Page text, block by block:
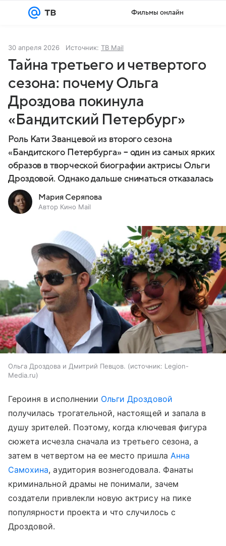
Фильмы онлайн
30 апреля 2026 Источник: ТВ Mail
Тайна третьего и четвертого
сезона: почему Ольга
Дроздова покинула
«Бандитский Петербург»
Роль Кати Званцевой из второго сезона
«Бандитского Петербурга» – один из самых ярких
образов в творческой биографии актрисы Ольги
Дроздовой. Однако дальше сниматься отказалась
Мария Серяпова
Автор Кино Mail
Ольга Дроздова и Дмитрий Певцов. источник: Legion-
Media.ru
Героиня в исполнении Ольги Дроздовой
получилась трогательной, настоящей и запала в
душу зрителей. Поэтому, когда ключевая фигура
сюжета исчезла сначала из третьего сезона, а
затем в четвертом на ее место пришла Анна
Самохина, аудитория вознегодовала. Фанаты
криминальной драмы не понимали, зачем
создатели привлекли новую актрису на пике
популярности проекта и что случилось с
Дроздовой.